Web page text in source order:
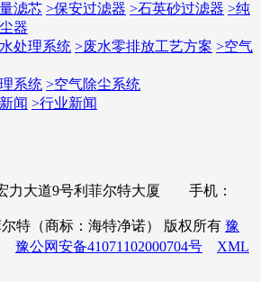
滤芯 >保安过滤器 >石英砂过滤器 >纯
器
处理系统 >废水零排放工艺方案 >空气
系统 >空气除尘系统
闻 >行业新闻
力大道9号利菲尔特大厦 手机：
特（商标：海特净诺） 版权所有 豫
豫公网安备41071102000704号
XML